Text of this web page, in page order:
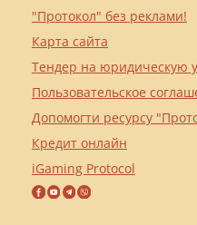
"Протокол" без реклами!
Карта сайта
Тендер на юридическую
Пользовательское
Допомогти ресурсу
Кредит онлайн
iGaming Protocol